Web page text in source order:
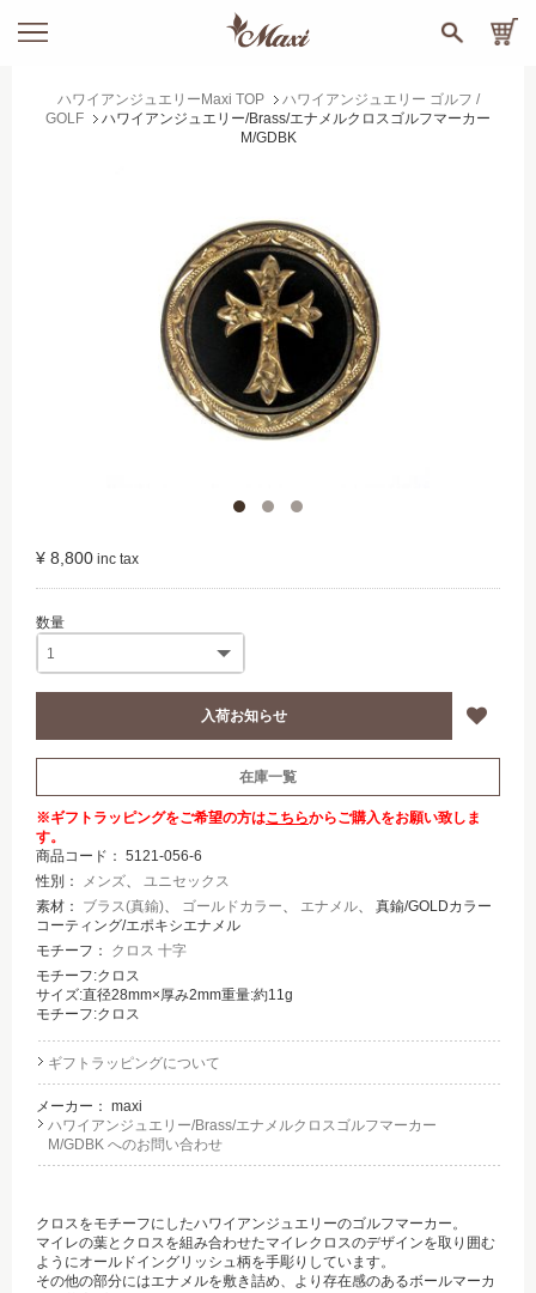
ハワイアンジュエリーMaxi TOP
ハワイアンジュエリー ゴルフ /
GOLF
ハワイアンジュエリー/Brass/エナメルクロスゴルフマーカー
M/GDBK
¥ 8,800
在庫一覧
※ギフトラッピングをご希望の方はこちらからご購入をお願い致しま
す。
商品コード： 5121-056-6
性別：
メンズ、 ユニセックス
素材： ブラス(真鍮)、 ゴールドカラー、 エナメル、 真鍮/GOLDカラー
コーティング/エポキシエナメル
モチーフ： クロス 十字
モチーフ:クロス
サイズ:直径28mm×厚み2mm重量:約11g
モチーフ:クロス
ギフトラッピングについて
メーカー： maxi
ハワイアンジュエリー/Brass/エナメルクロスゴルフマーカー
M/GDBK へのお問い合わせ
クロスをモチーフにしたハワイアンジュエリーのゴルフマーカー。
マイレの葉とクロスを組み合わせたマイレクロスのデザインを取り囲む
ようにオールドイングリッシュ柄を手彫りしています。
その他の部分にはエナメルを敷き詰め、より存在感のあるボールマーカ